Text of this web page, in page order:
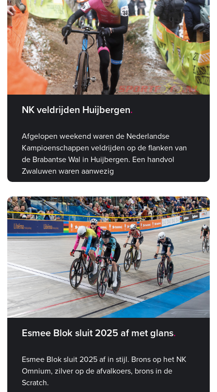
NK veldrijden Huijbergen
Afgelopen weekend waren de Nederlandse
Kampioenschappen veldrijden op de flanken van
de Brabantse Wal in Huijbergen. Een handvol
Zwaluwen waren aanwezig
Esmee Blok sluit 2025 af met glans
Esmee Blok sluit 2025 af in stijl. Brons op het NK
Omnium, zilver op de afvalkoers, brons in de
Scratch.